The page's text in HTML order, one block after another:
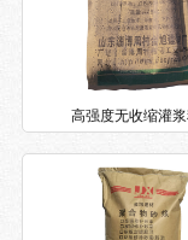
高强度无收缩灌